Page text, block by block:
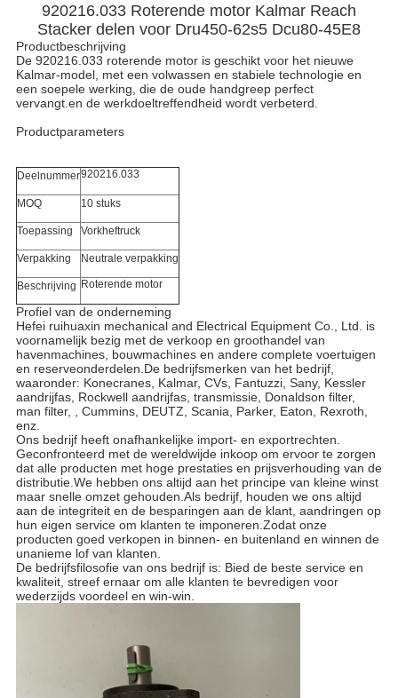
920216.033 Roterende motor Kalmar Reach
Stacker delen voor Dru450-62s5 Dcu80-45E8
Productbeschrijving
De 920216.033 roterende motor is geschikt voor het nieuwe
Kalmar-model, met een volwassen en stabiele technologie en
een soepele werking, die de oude handgreep perfect
vervangt.en de werkdoeltreffendheid wordt verbeterd.
Productparameters
Deelnummer920216.033
MOQ 10 stuks
Toepassing Vorkheftruck
Verpakking Neutrale verpakking
Beschrijving Roterende motor
Profiel van de onderneming
Hefei ruihuaxin mechanical and Electrical Equipment Co., Ltd. is
voornamelijk bezig met de verkoop en groothandel van
havenmachines, bouwmachines en andere complete voertuigen
en reserveonderdelen.De bedrijfsmerken van het bedrijf,
waaronder: Konecranes, Kalmar, CVs, Fantuzzi, Sany, Kessler
aandrijfas, Rockwell aandrijfas, transmissie, Donaldson filter,
man filter, , Cummins, DEUTZ, Scania, Parker, Eaton, Rexroth,
enz.
Ons bedrijf heeft onafhankelijke import- en exportrechten.
Geconfronteerd met de wereldwijde inkoop om ervoor te zorgen
dat alle producten met hoge prestaties en prijsverhouding van de
distributie.We hebben ons altijd aan het principe van kleine winst
maar snelle omzet gehouden.Als bedrijf, houden we ons altijd
aan de integriteit en de besparingen aan de klant, aandringen op
hun eigen service om klanten te imponeren.Zodat onze
producten goed verkopen in binnen- en buitenland en winnen de
unanieme lof van klanten.
De bedrijfsfilosofie van ons bedrijf is: Bied de beste service en
kwaliteit, streef ernaar om alle klanten te bevredigen voor
wederzijds voordeel en win-win.